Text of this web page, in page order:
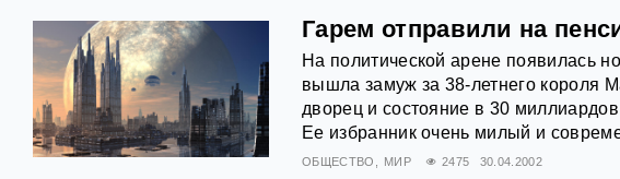
Гарем отправили на
На политической арене появилась
вышла замуж за 38-летнего короля
дворец и состояние в 30
Ее избранник очень милый и
ОБЩЕСТВО МИР 2475 30.04.2002